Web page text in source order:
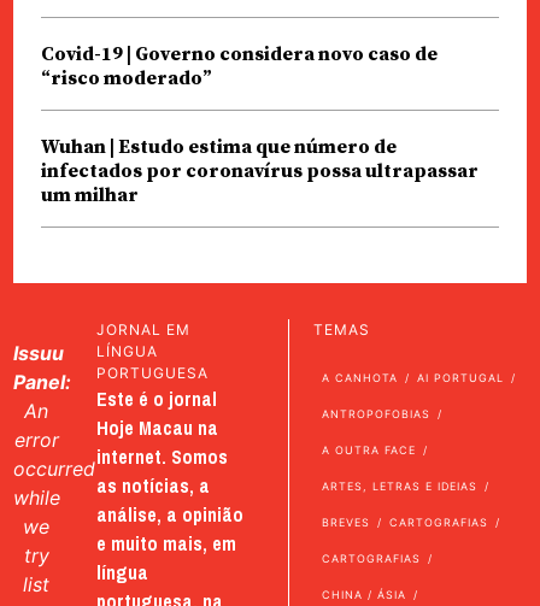
Covid-19 | Governo considera novo caso de
“risco moderado”
Wuhan | Estudo estima que número de
infectados por coronavírus possa ultrapassar
um milhar
Issuu
Panel:
An
error
occurred
while
we
try
list
JORNAL EM
LÍNGUA
PORTUGUESA
Este é o jornal
Hoje Macau na
internet. Somos
as notícias, a
análise, a opinião
e muito mais, em
língua
TEMAS
A CANHOTA AI PORTUGAL
ANTROPOFOBIAS
A OUTRA FACE
ARTES, LETRAS E IDEIAS
BREVES CARTOGRAFIAS
CARTOGRAFIAS
CHINA / ÁSIA